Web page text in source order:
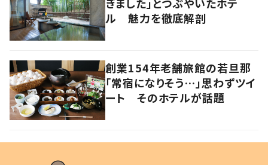
ぎました」とつぶやいたホテ
ル 魅力を徹底解剖
創業154年老舗旅館の若旦那
「常宿になりそう…」思わずツイ
ート そのホテルが話題